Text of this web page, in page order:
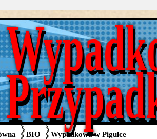
BIO Wypadkowa w Pigułce